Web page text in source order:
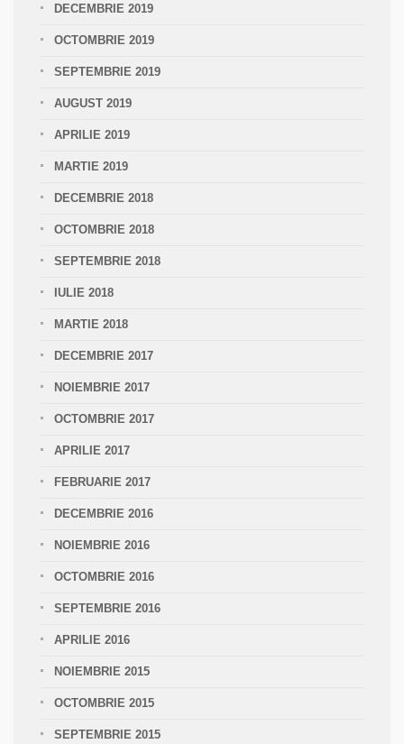
DECEMBRIE 2019
OCTOMBRIE 2019
SEPTEMBRIE 2019
AUGUST 2019
APRILIE 2019
MARTIE 2019
DECEMBRIE 2018
OCTOMBRIE 2018
SEPTEMBRIE 2018
IULIE 2018
MARTIE 2018
DECEMBRIE 2017
NOIEMBRIE 2017
OCTOMBRIE 2017
APRILIE 2017
FEBRUARIE 2017
DECEMBRIE 2016
NOIEMBRIE 2016
OCTOMBRIE 2016
SEPTEMBRIE 2016
APRILIE 2016
NOIEMBRIE 2015
OCTOMBRIE 2015
SEPTEMBRIE 2015